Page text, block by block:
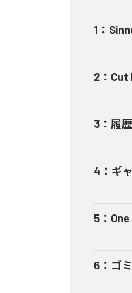
1 ：
2 ： Cut
3 ： 履
4 ： ギ
5 ：
6 ： ゴミ